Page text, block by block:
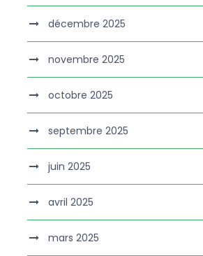
décembre 2025
novembre 2025
octobre 2025
septembre 2025
juin 2025
avril 2025
mars 2025